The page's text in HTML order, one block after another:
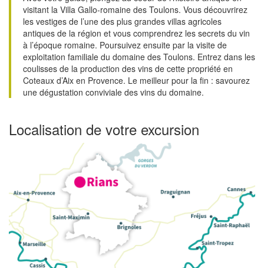
visitant la Villa Gallo-romaine des Toulons. Vous découvrirez
les vestiges de l’une des plus grandes villas agricoles
antiques de la région et vous comprendrez les secrets du vin
à l’époque romaine. Poursuivez ensuite par la visite de
exploitation familiale du domaine des Toulons. Entrez dans les
coulisses de la production des vins de cette propriété en
Coteaux d’Aix en Provence. Le meilleur pour la fin : savourez
une dégustation conviviale des vins du domaine.
Localisation de votre excursion